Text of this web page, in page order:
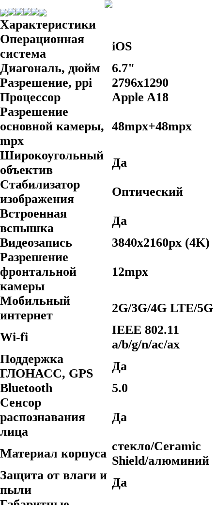
Характеристики
Операционная
система
iOS
Диагональ, дюйм
6.7"
Разрешение, ppi
2796х1290
Процессор
Apple A18
Разрешение
основной камеры,
mpx
48mpx+48mpx
Широкоугольный
объектив
Да
Стабилизатор
изображения
Оптический
Встроенная
вспышка
Да
Видеозапись
3840x2160px (4K)
Разрешение
фронтальной
камеры
12mpx
Мобильный
интернет
2G/3G/4G LTE/5G
Wi-fi
IEEE 802.11
a/b/g/n/ac/ax
Поддержка
ГЛОНАСС, GPS
Да
Bluetooth
5.0
Сенсор
распознавания
лица
Да
Материал корпуса
стекло/Ceramic
Shield/алюминий
Защита от влаги и
пыли
Да